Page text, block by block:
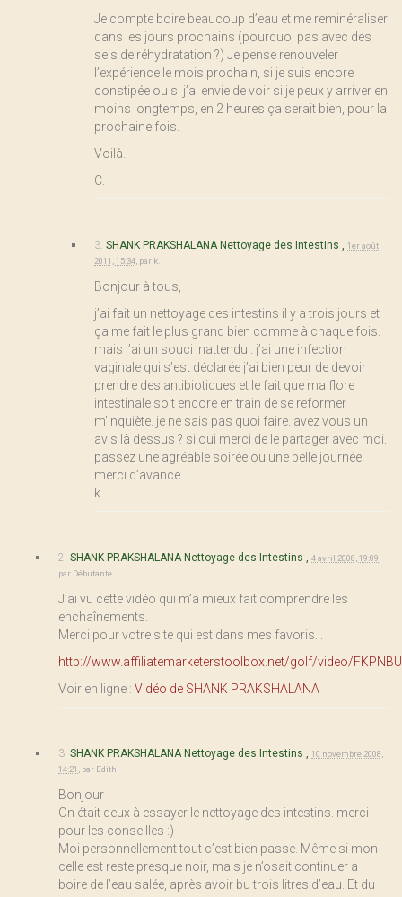
Je compte boire beaucoup d’eau et me reminéraliser
dans les jours prochains (pourquoi pas avec des
sels de réhydratation ?) Je pense renouveler
l’expérience le mois prochain, si je suis encore
constipée ou si j’ai envie de voir si je peux y arriver en
moins longtemps, en 2 heures ça serait bien, pour la
prochaine fois.
Voilà.
C.
3. SHANK PRAKSHALANA Nettoyage des Intestins , 1er août
2011, 15:34 par k.
Bonjour à tous,
j’ai fait un nettoyage des intestins il y a trois jours et
ça me fait le plus grand bien comme à chaque fois.
mais j’ai un souci inattendu : j’ai une infection
vaginale qui s’est déclarée j’ai bien peur de devoir
prendre des antibiotiques et le fait que ma flore
intestinale soit encore en train de se reformer
m’inquiète. je ne sais pas quoi faire. avez vous un
avis là dessus ? si oui merci de le partager avec moi.
passez une agréable soirée ou une belle journée.
merci d’avance.
k.
2. SHANK PRAKSHALANA Nettoyage des Intestins , 4 avril 2008, 19:09
par Débutante
J’ai vu cette vidéo qui m’a mieux fait comprendre les
enchaînements.
Merci pour votre site qui est dans mes favoris...
http://www.affiliatemarketerstoolbox.net/golf/video/
Voir en ligne : Vidéo de SHANK PRAKSHALANA
3. SHANK PRAKSHALANA Nettoyage des Intestins , 10 novembre 2008,
14:21
par Edith
Bonjour
On était deux à essayer le nettoyage des intestins. merci
pour les conseilles :)
Moi personnellement tout c’est bien passe. Même si mon
celle est reste presque noir, mais je n’osait continuer a
boire de l’eau salée, après avoir bu trois litres d’eau. Et du